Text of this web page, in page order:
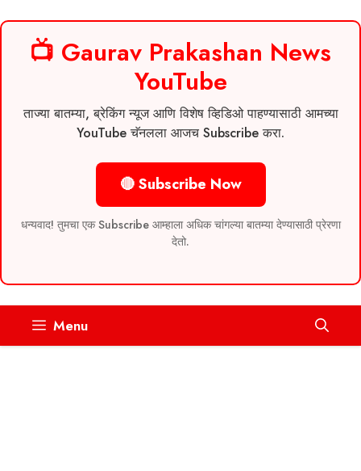
📺 Gaurav Prakashan News
YouTube
ताज्या बातम्या, ब्रेकिंग न्यूज आणि विशेष व्हिडिओ पाहण्यासाठी आमच्या
YouTube चॅनलला आजच Subscribe करा.
🔴 Subscribe Now
धन्यवाद! तुमचा एक Subscribe आम्हाला अधिक चांगल्या बातम्या देण्यासाठी प्रेरणा
देतो.
Menu